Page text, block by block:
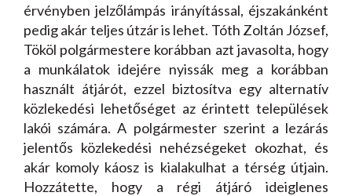
érvényben jelzőlámpás irányítással, éjszakánként
pedig akár teljes útzár is lehet. Tóth Zoltán József,
Tököl polgármestere korábban azt javasolta, hogy
a munkálatok idejére nyissák meg a korábban
használt átjárót, ezzel biztosítva egy alternatív
közlekedési lehetőséget az érintett települések
lakói számára. A polgármester szerint a lezárás
jelentős közlekedési nehézségeket okozhat, és
akár komoly káosz is kialakulhat a térség útjain.
Hozzátette, hogy a régi átjáró ideiglenes